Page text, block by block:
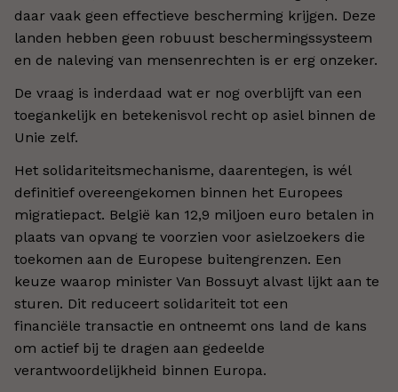
daar vaak geen effectieve bescherming krijgen. Deze
landen hebben geen robuust beschermingssysteem
en de naleving van mensenrechten is er erg onzeker.
De vraag is inderdaad wat er nog overblijft van een
toegankelijk en betekenisvol recht op asiel binnen de
Unie zelf.
Het solidariteitsmechanisme, daarentegen, is wél
definitief overeengekomen binnen het Europees
migratiepact. België kan 12,9 miljoen euro betalen in
plaats van opvang te voorzien voor asielzoekers die
toekomen aan de Europese buitengrenzen. Een
keuze waarop minister Van Bossuyt alvast lijkt aan te
sturen. Dit reduceert solidariteit tot een
financiële transactie en ontneemt ons land de kans
om actief bij te dragen aan gedeelde
verantwoordelijkheid binnen Europa.